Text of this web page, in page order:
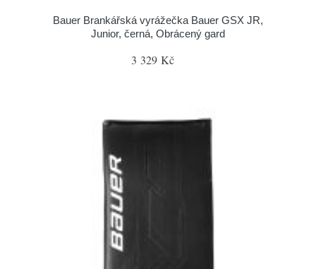
Bauer Brankářská vyrážečka Bauer GSX JR,
Junior, černá, Obrácený gard
3 329 Kč